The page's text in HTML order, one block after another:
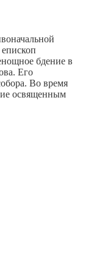
бдение в
Его
Во время
освященным